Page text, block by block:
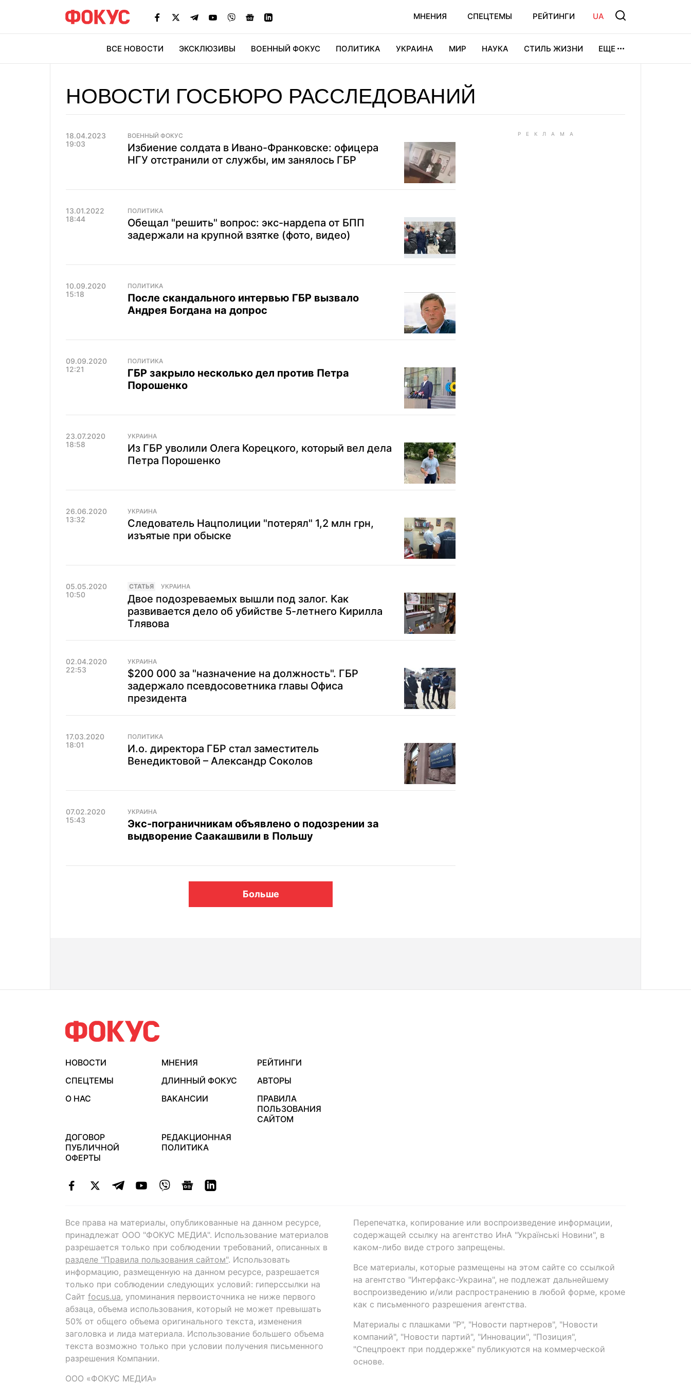
МНЕНИЯ СПЕЦТЕМЫ РЕЙТИНГИ UA
ВСЕ НОВОСТИ ЭКСКЛЮЗИВЫ ВОЕННЫЙ ФОКУС ПОЛИТИКА УКРАИНА МИР НАУКА СТИЛЬ ЖИЗНИ ЕЩЕ
НОВОСТИ ГОСБЮРО РАССЛЕДОВАНИЙ
18.04.2023
19:03
ВОЕННЫЙ ФОКУС
Избиение солдата в Ивано-Франковске: офицера
НГУ отстранили от службы, им занялось ГБР
13.01.2022
18:44
ПОЛИТИКА
Обещал "решить" вопрос: экс-нардепа от БПП
задержали на крупной взятке (фото, видео)
10.09.2020
15:18
ПОЛИТИКА
После скандального интервью ГБР вызвало
Андрея Богдана на допрос
09.09.2020
12:21
ПОЛИТИКА
ГБР закрыло несколько дел против Петра
Порошенко
23.07.2020
18:58
УКРАИНА
Из ГБР уволили Олега Корецкого, который вел дела
Петра Порошенко
26.06.2020
13:32
УКРАИНА
Следователь Нацполиции "потерял" 1,2 млн грн,
изъятые при обыске
05.05.2020
10:50
CТАТЬЯ УКРАИНА
Двое подозреваемых вышли под залог. Как
развивается дело об убийстве 5-летнего Кирилла
Тлявова
02.04.2020
22:53
УКРАИНА
$200 000 за "назначение на должность". ГБР
задержало псевдосоветника главы Офиса
президента
17.03.2020
18:01
ПОЛИТИКА
И.о. директора ГБР стал заместитель
Венедиктовой – Александр Соколов
07.02.2020
15:43
УКРАИНА
Экс-пограничникам объявлено о подозрении за
выдворение Саакашвили в Польшу
Больше
НОВОСТИ МНЕНИЯ
РЕЙТИНГИ
СПЕЦТЕМЫ
ДЛИННЫЙ ФОКУС
АВТОРЫ
О НАС
ВАКАНСИИ
ПРАВИЛА
ПОЛЬЗОВАНИЯ
САЙТОМ
ДОГОВОР
ПУБЛИЧНОЙ
ОФЕРТЫ
РЕДАКЦИОННАЯ
ПОЛИТИКА
Все права на материалы, опубликованные на данном ресурсе,
принадлежат ООО "ФОКУС МЕДИА". Использование материалов
разрешается только при соблюдении требований, описанных в
разделе "Правила пользования сайтом". Использовать
информацию, размещенную на данном ресурсе, разрешается
только при соблюдении следующих условий: гиперссылки на
Сайт focus.ua, упоминания первоисточника не ниже первого
абзаца, объема использования, который не может превышать
50% от общего объема оригинального текста, изменения
заголовка и лида материала. Использование большего объема
текста возможно только при условии получения письменного
разрешения Компании.
ООО «ФОКУС МЕДИА»
Перепечатка, копирование или воспроизведение информации,
содержащей ссылку на агентство ИнА "Українські Новини", в
каком-либо виде строго запрещены.
Все материалы, которые размещены на этом сайте со ссылкой
на агентство "Интерфакс-Украина", не подлежат дальнейшему
воспроизведению и/или распространению в любой форме, кроме
как с письменного разрешения агентства.
Материалы с плашками "Р", "Новости партнеров", "Новости
компаний", "Новости партий", "Инновации", "Позиция",
"Спецпроект при поддержке" публикуются на коммерческой
основе.